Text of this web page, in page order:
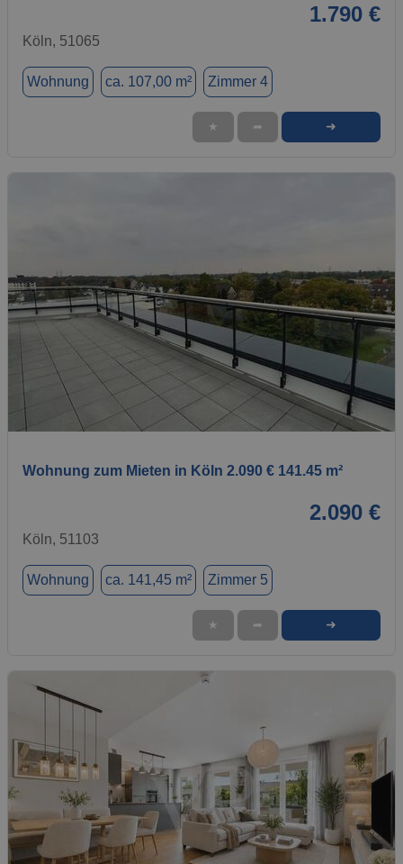
1.790 €
Köln, 51065
Wohnung ca. 107,00 m² Zimmer 4
★ ➦ ➜
1 / 1
Wohnung zum Mieten in Köln 2.090 € 141.45 m²
2.090 €
Köln, 51103
Wohnung ca. 141,45 m² Zimmer 5
★ ➦ ➜